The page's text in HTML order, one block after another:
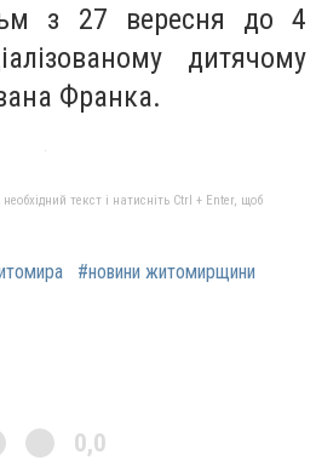
з 27 вересня до 4
дитячому
Франка.
текст і натисніть Ctrl + Enter, щоб
#новини житомирщини
0,0